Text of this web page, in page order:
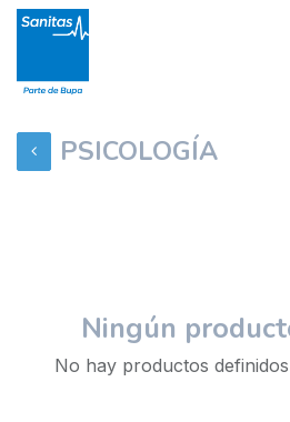
PSICOLOGÍA
Ningún
No hay productos